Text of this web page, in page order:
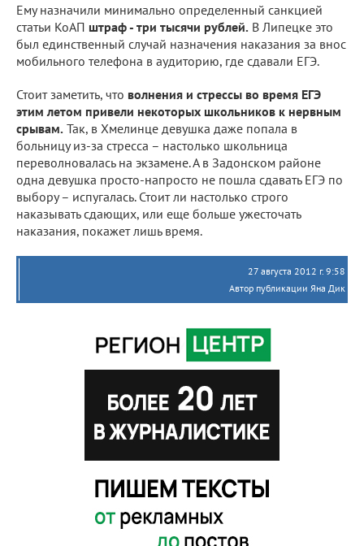
Ему назначили минимально определенный санкцией
статьи КоАП штраф - три тысячи рублей. В Липецке это
был единственный случай назначения наказания за внос
мобильного телефона в аудиторию, где сдавали ЕГЭ.
Стоит заметить, что волнения и стрессы во время ЕГЭ
этим летом привели некоторых школьников к нервным
срывам. Так, в Хмелинце девушка даже попала в
больницу из-за стресса – настолько школьница
переволновалась на экзамене. А в Задонском районе
одна девушка просто-напросто не пошла сдавать ЕГЭ по
выбору – испугалась. Стоит ли настолько строго
наказывать сдающих, или еще больше ужесточать
наказания, покажет лишь время.
27 августа 2012 г. 9:58
Автор публикации Яна Дик